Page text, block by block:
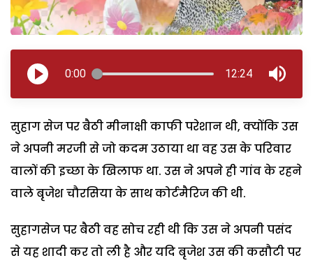
0:00 12:24
सुहाग सेज पर बैठी मीनाक्षी काफी परेशान थी, क्योंकि उस
ने अपनी मरजी से जो कदम उठाया था वह उस के परिवार
वालों की इच्छा के खिलाफ था. उस ने अपने ही गांव के रहने
वाले बृजेश चौरसिया के साथ कोर्टमैरिज की थी.
सुहागसेज पर बैठी वह सोच रही थी कि उस ने अपनी पसंद
से यह शादी कर तो ली है और यदि बृजेश उस की कसौटी पर